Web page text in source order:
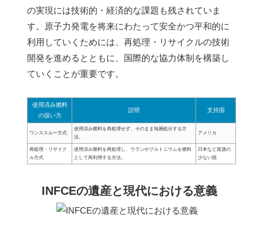
の実現には技術的・経済的な課題も残されていま
す。原子力発電を将来にわたって安全かつ平和的に
利用していくためには、再処理・リサイクルの技術
開発を進めるとともに、国際的な協力体制を構築し
ていくことが重要です。
使用済み燃料
の扱い方
説明 支持国
ワンススルー方式
使用済み燃料を再処理せず、そのまま地層処分する方
法。
アメリカ
再処理・リサイク
ル方式
使用済み燃料を再処理し、ウランやプルトニウムを燃料
として再利用する方法。
日本など資源の
少ない国
INFCEの遺産と現代における意義